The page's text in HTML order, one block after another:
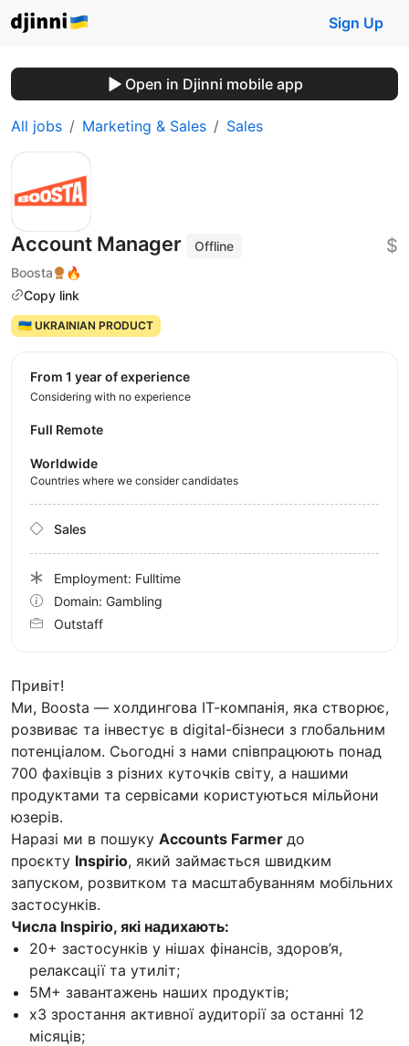
Sign Up
Open in Djinni mobile app
All jobs Marketing & Sales Sales
Account Manager
Offline
Boosta
🔥
Copy link
$
🇺🇦 UKRAINIAN PRODUCT
Привіт!
Ми, Boosta — холдингова ІТ-компанія, яка створює,
розвиває та інвестує в digital-бізнеси з глобальним
потенціалом. Сьогодні з нами співпрацюють понад
700 фахівців з різних куточків світу, а нашими
продуктами та сервісами користуються мільйони
юзерів.
Наразі ми в пошуку Accounts Farmer до
проєкту Inspirio, який займається швидким
запуском, розвитком та масштабуванням мобільних
застосунків.
Числа Inspirio, які надихають:
20+ застосунків у нішах фінансів, здоров’я,
релаксації та утиліт;
5M+ завантажень наших продуктів;
x3 зростання активної аудиторії за останні 12
місяців;
from 1 year of experience
Considering with no experience
Full Remote
Worldwide
Countries where we consider candidates
Sales
Employment: Fulltime
Domain: Gambling
Outstaff